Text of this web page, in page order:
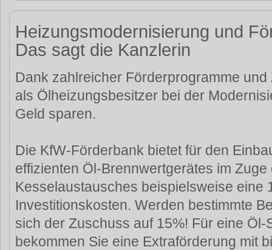
Heizungsmodernisierung und
Das sagt die Kanzlerin
Dank zahlreicher Förderprogramme
als Ölheizungsbesitzer bei der
Geld sparen.
Die KfW-Förderbank bietet für den
effizienten Öl-Brennwertgerätes im Zuge
Kesselaustausches beispielsweise eine
Investitionskosten. Werden bestimmte
sich der Zuschuss auf 15%! Für eine Öl-
bekommen Sie eine Extraförderung mit